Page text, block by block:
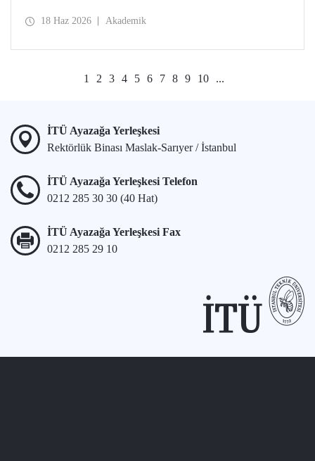
matematiksel yöntemleri birleştiren uluslararası araştırma
18 Haz 2026 Akademik
1 2 3 4 5 6 7 8 9 10 ...
İTÜ Ayazağa Yerleşkesi
Rektörlük Binası Maslak-Sarıyer / İstanbul
İTÜ Ayazağa Yerleşkesi Telefon
0212 285 30 30 (40 Hat)
İTÜ Ayazağa Yerleşkesi Fax
0212 285 29 10